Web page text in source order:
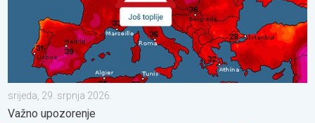
srijeda, 29. srpnja 2026.
Važno upozorenje